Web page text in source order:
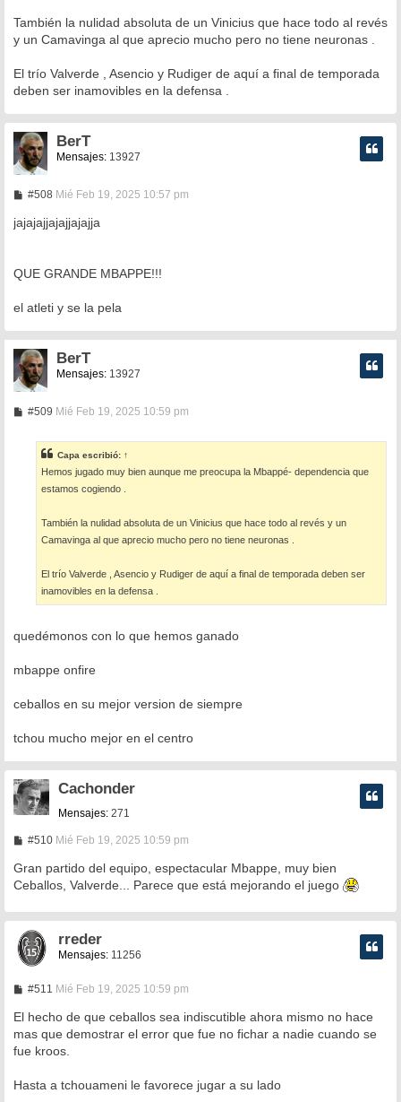
e
También la nulidad absoluta de un Vinicius que hace todo al revés
y un Camavinga al que aprecio mucho pero no tiene neuronas .
El trío Valverde , Asencio y Rudiger de aquí a final de temporada
deben ser inamovibles en la defensa .
BerT
Mensajes:13927
#508M
n
s
e
Mié Feb 19, 2025 10:57 pm
jajajajjajajjajajja
QUE GRANDE MBAPPE!!!
el atleti y se la pela
BerT
Mensajes:13927
#509M
s
a
j
e
Mié Feb 19, 2025 10:59 pm
Capa escribió: ↑
Hemos jugado muy bien aunque me preocupa la Mbappé- dependencia que
estamos cogiendo .
También la nulidad absoluta de un Vinicius que hace todo al revés y un
Camavinga al que aprecio mucho pero no tiene neuronas .
El trío Valverde , Asencio y Rudiger de aquí a final de temporada deben ser
inamovibles en la defensa .
quedémonos con lo que hemos ganado
mbappe onfire
ceballos en su mejor version de siempre
tchou mucho mejor en el centro
Cachonder
Mensajes: 271
#510M
n
a
e
Mié Feb 19, 2025 10:59 pm
Gran partido del equipo, espectacular Mbappe, muy bien
Ceballos, Valverde... Parece que está mejorando el juego
rreder
Mensajes: 11256
#511 M
n
a
j
Mié Feb 19, 2025 10:59 pm
El hecho de que ceballos sea indiscutible ahora mismo no hace
mas que demostrar el error que fue no fichar a nadie cuando se
fue kroos.
Hasta a tchouameni le favorece jugar a su lado